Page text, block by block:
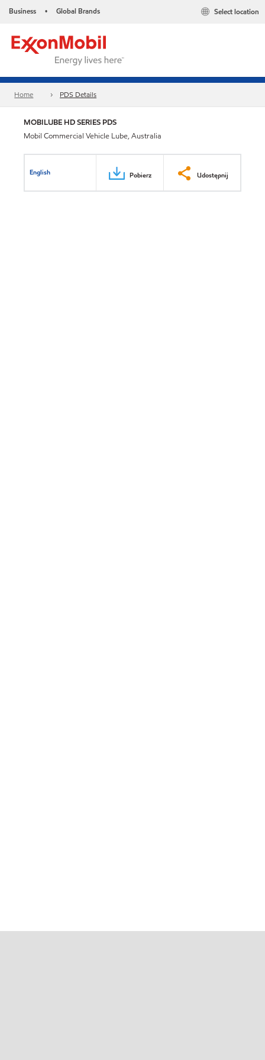
Business • Global Brands Select location
Home PDS Details
MOBILUBE HD SERIES PDS
Mobil Commercial Vehicle Lube, Australia
English Pobierz Udostępnij